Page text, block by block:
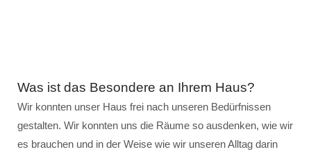
Was ist das Besondere an Ihrem Haus?
Wir konnten unser Haus frei nach unseren Bedürfnissen
gestalten. Wir konnten uns die Räume so ausdenken, wie wir
es brauchen und in der Weise wie wir unseren Alltag darin